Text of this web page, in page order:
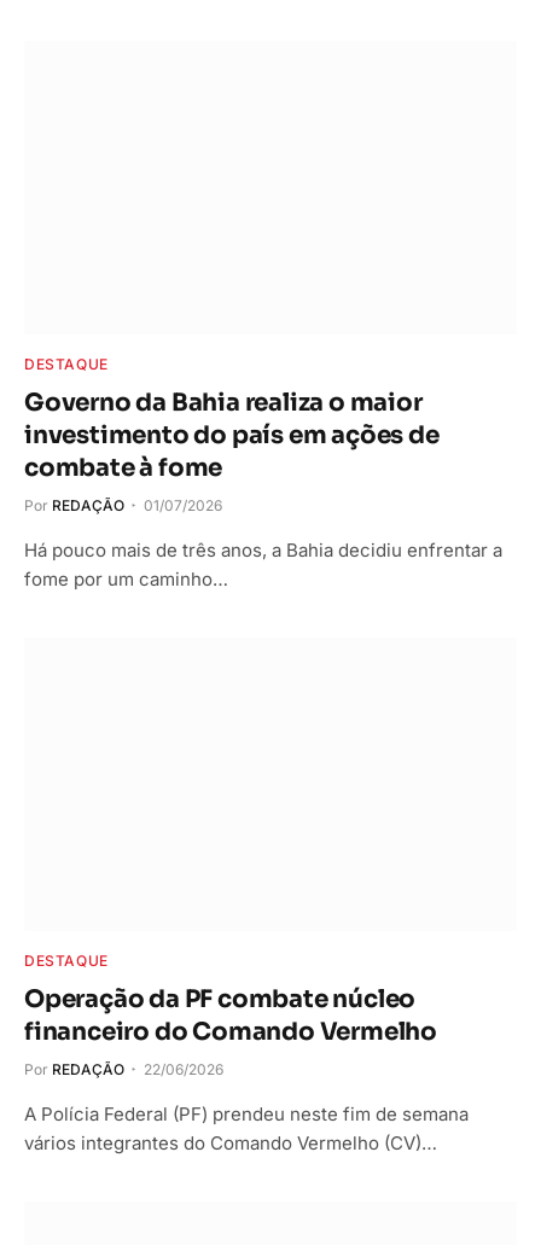
DESTAQUE
Governo da Bahia realiza o maior
investimento do país em ações de
combate à fome
Por REDAÇÃO 01/07/2026
Há pouco mais de três anos, a Bahia decidiu enfrentar a
fome por um caminho…
DESTAQUE
Operação da PF combate núcleo
financeiro do Comando Vermelho
Por REDAÇÃO 22/06/2026
A Polícia Federal (PF) prendeu neste fim de semana
vários integrantes do Comando Vermelho (CV)…